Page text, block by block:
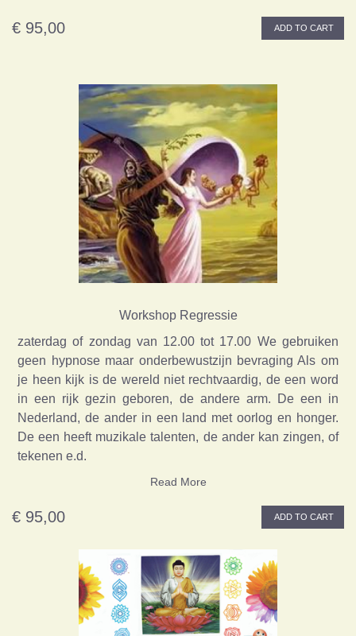
€ 95,00 ADD TO CART
Workshop Regressie
zaterdag of zondag van 12.00 tot 17.00 We gebruiken
geen hypnose maar onderbewustzijn bevraging Als om
je heen kijk is de wereld niet rechtvaardig, de een word
in een rijk gezin geboren, de andere arm. De een in
Nederland, de ander in een land met oorlog en honger.
De een heeft muzikale talenten, de ander kan zingen, of
tekenen e.d.
Read More
€ 95,00 ADD TO CART